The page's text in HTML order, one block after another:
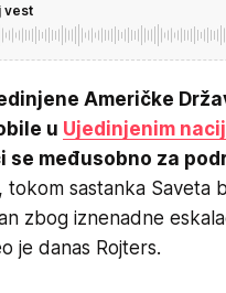
vest
Američke
u Ujedinjenim
se međusobno za
, tokom sastanka Saveta
zbog iznenadne
je danas Rojters.